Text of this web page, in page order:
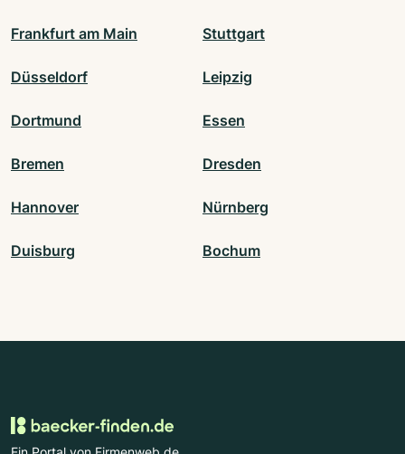
Frankfurt am Main Stuttgart
Düsseldorf Leipzig
Dortmund Essen
Bremen Dresden
Hannover Nürnberg
Duisburg Bochum